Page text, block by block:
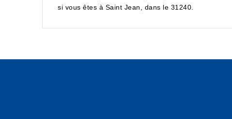
si vous êtes à Saint Jean, dans le 31240.